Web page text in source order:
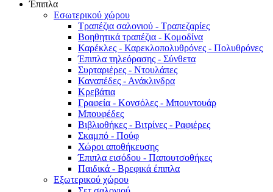
Έπιπλα
Εσωτερικού χώρου
Τραπέζια σαλονιού - Τραπεζαρίες
Βοηθητικά τραπέζια - Κομοδίνα
Καρέκλες - Καρεκλοπολυθρόνες - Πολυθρόνες
Έπιπλα τηλεόρασης - Σύνθετα
Συρταριέρες - Ντουλάπες
Καναπέδες - Ανάκλινδρα
Κρεβάτια
Γραφεία - Κονσόλες - Μπουντουάρ
Μπουφέδες
Βιβλιοθήκες - Βιτρίνες - Ραφιέρες
Σκαμπό - Πούφ
Χώροι αποθήκευσης
Έπιπλα εισόδου - Παπουτσοθήκες
Παιδικά - Βρεφικά έπιπλα
Εξωτερικού χώρου